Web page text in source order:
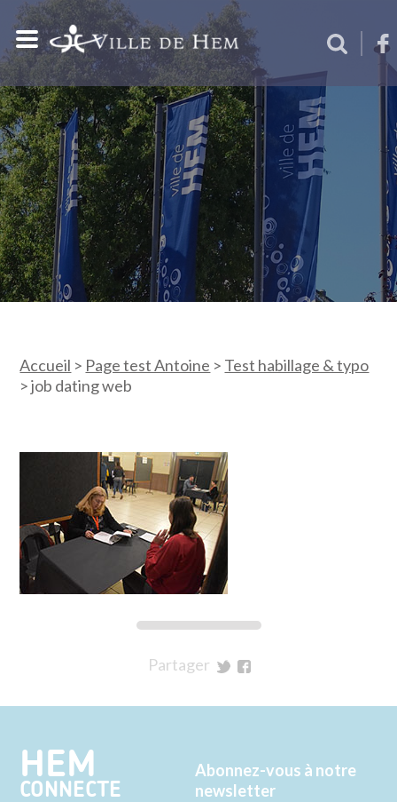
Accueil > Page test Antoine > Test habillage & typo
>job dating web
Partager
Twitter
Facebook
HEM
CONNECTE
Abonnez-vous à notre
newsletter